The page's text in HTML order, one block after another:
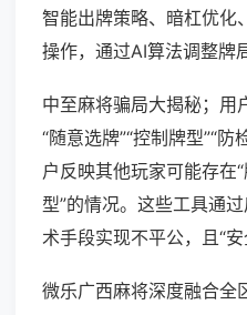
智能出牌策略、暗杠优化
操作，通过AI算法调整牌
中至麻将骗局大揭秘；用
“随意选牌”“控制牌型”“
户反映其他玩家可能存在
型”的情况。这些工具通
术手段实现不平公，且“安
微乐广西麻将深度融合全